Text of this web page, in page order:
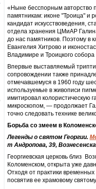
«Ныне бесспорным авторство
памятникам: иконе "Троица" и
кандидат искусствоведения,
отдела хранения ЦМиАР
до нас памятников. Поэтому в
Евангелия Хитрово и
Владимире и Троицкого
Впервые выставляемый
сопровождении также
отмечавшемуся в 1960 году
используемые в живописи
имитировал колористическую
микроскопом, — продолжает
точно следовать технике
Борьба со змеем в
Легенды о святом Георгии.
т Андропова, 39,
Георгиевская церковь близ
Коломенском, открыта уже
Отходя от практики
посвятив ее храмовому